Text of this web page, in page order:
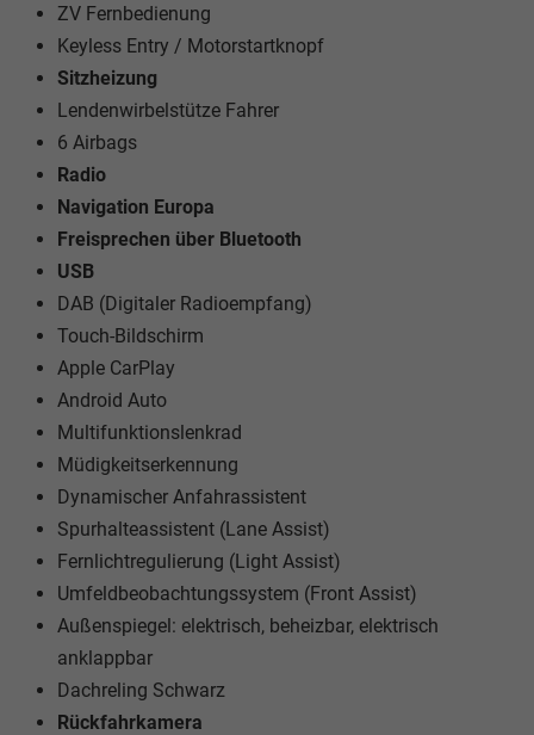
ZV Fernbedienung
Keyless Entry / Motorstartknopf
Sitzheizung
Lendenwirbelstütze Fahrer
6 Airbags
Radio
Navigation Europa
Freisprechen über Bluetooth
USB
DAB (Digitaler Radioempfang)
Touch-Bildschirm
Apple CarPlay
Android Auto
Multifunktionslenkrad
Müdigkeitserkennung
Dynamischer Anfahrassistent
Spurhalteassistent (Lane Assist)
Fernlichtregulierung (Light Assist)
Umfeldbeobachtungssystem (Front Assist)
Außenspiegel: elektrisch, beheizbar, elektrisch
anklappbar
Dachreling Schwarz
Rückfahrkamera